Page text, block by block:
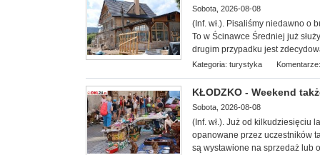
Sobota, 2026-08-08
(Inf. wł.). Pisaliśmy niedawno o
To w Ścinawce Średniej już
drugim przypadku jest
Kategoria: turystyka
KŁODZKO - Weekend
Sobota, 2026-08-08
(Inf. wł.). Już od kilkudziesięciu
opanowane przez uczestników
są wystawione na sprzedaż lub